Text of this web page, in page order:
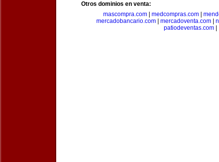
Otros dominios en venta:
mascompra.com| medcompras.com|
mercadobancario.com| mercadoventa.com|
patiodeventas.com|